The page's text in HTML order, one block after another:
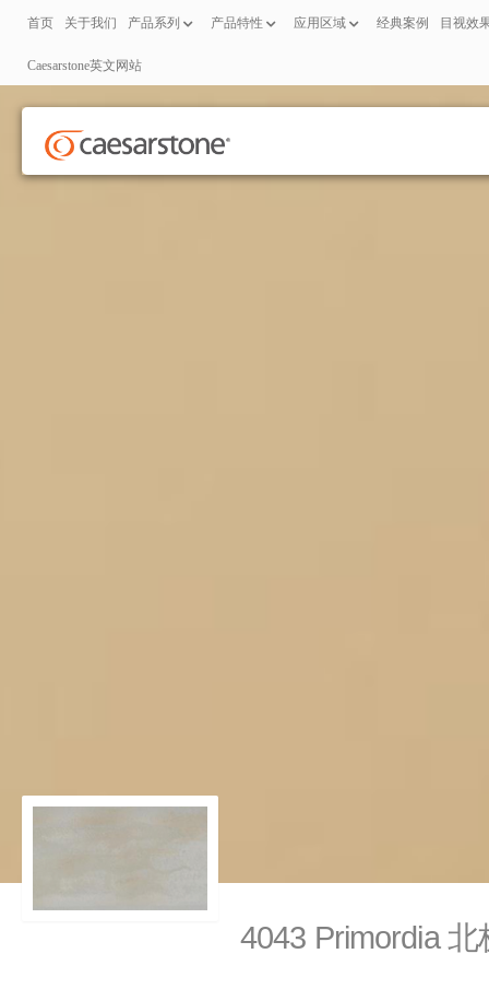
首页 关于我们 产品系列 产品特性 应用区域 经典案例 目视效
Caesarstone英文网站
4043 Primordia 北